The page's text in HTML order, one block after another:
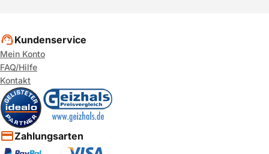
Kundenservice
Mein Konto
FAQ/Hilfe
Kontakt
Zahlungsarten